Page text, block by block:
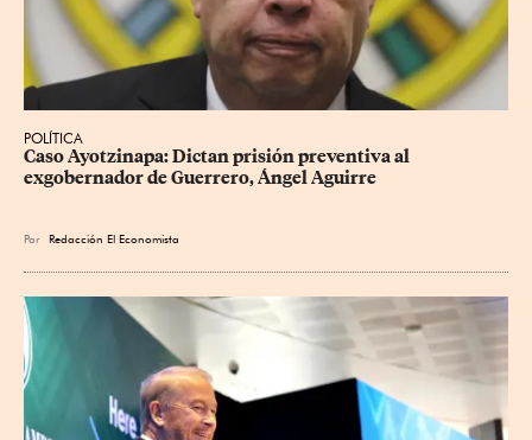
POLÍTICA
Caso Ayotzinapa: Dictan prisión preventiva al
exgobernador de Guerrero, Ángel Aguirre
Por Redacción El Economista